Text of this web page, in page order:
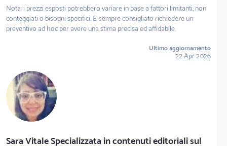
Nota: i prezzi esposti potrebbero variare in base a fattori limitanti, non
conteggiati o bisogni specifici. E' sempre consigliato richiedere un
preventivo ad hoc per avere una stima precisa ed affidabile.
Ultimo aggiornamento
22 Apr 2026
Sara Vitale Specializzata in contenuti editoriali sul